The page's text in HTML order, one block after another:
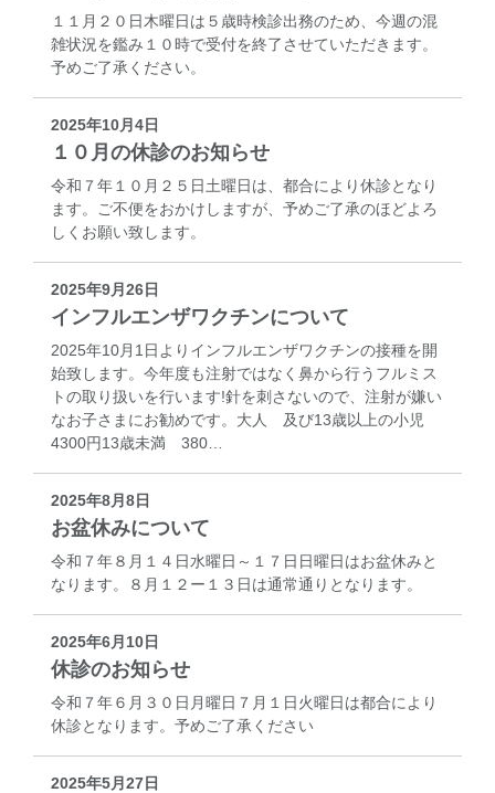
１１月２０日木曜日は５歳時検診出務のため、今週の混
雑状況を鑑み１０時で受付を終了させていただきます。
予めご了承ください。
2025年10月4日
１０月の休診のお知らせ
令和７年１０月２５日土曜日は、都合により休診となり
ます。ご不便をおかけしますが、予めご了承のほどよろ
しくお願い致します。
2025年9月26日
インフルエンザワクチンについて
2025年10月1日よりインフルエンザワクチンの接種を開
始致します。今年度も注射ではなく鼻から行うフルミス
トの取り扱いを行います!針を刺さないので、注射が嫌い
なお子さまにお勧めです。大人 及び13歳以上の小児
4300円13歳未満 380…
2025年8月8日
お盆休みについて
令和７年８月１４日水曜日～１７日日曜日はお盆休みと
なります。８月１２ー１３日は通常通りとなります。
2025年6月10日
休診のお知らせ
令和７年６月３０日月曜日７月１日火曜日は都合により
休診となります。予めご了承ください
2025年5月27日